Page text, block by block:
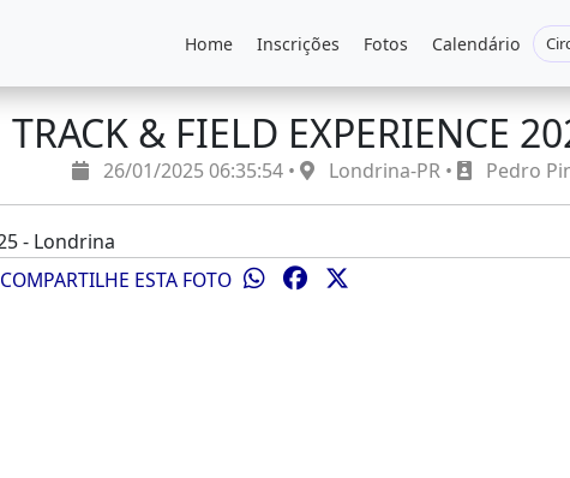
Home Inscrições Fotos Calendário
TRACK & FIELD EXPERIENCE
26/01/2025 06:35:54 • Londrina-PR • Pedro
COMPARTILHE ESTA FOTO